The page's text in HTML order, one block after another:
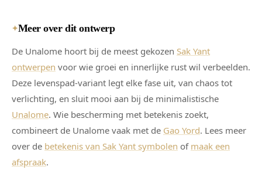
✦Meer over dit ontwerp
De Unalome hoort bij de meest gekozen Sak Yant
ontwerpen voor wie groei en innerlijke rust wil verbeelden.
Deze levenspad-variant legt elke fase uit, van chaos tot
verlichting, en sluit mooi aan bij de minimalistische
Unalome. Wie bescherming met betekenis zoekt,
combineert de Unalome vaak met de Gao Yord. Lees meer
over de betekenis van Sak Yant symbolen of maak een
afspraak.